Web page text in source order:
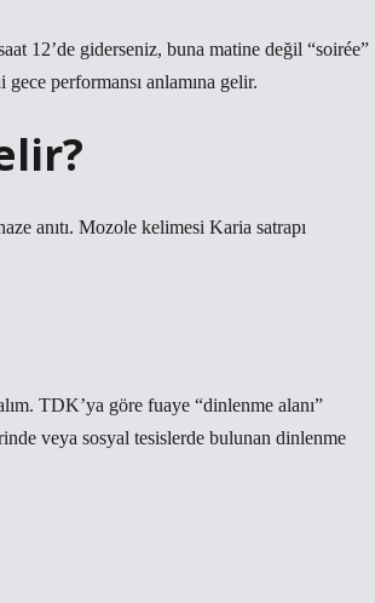
12’de giderseniz, buna matine değil “soirée”
performansı anlamına gelir.
anıtı. Mozole kelimesi Karia satrapı
TDK’ya göre fuaye “dinlenme alanı”
veya sosyal tesislerde bulunan dinlenme